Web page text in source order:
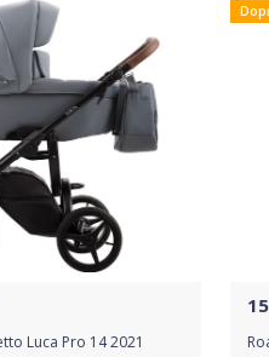
Detail produktu
Luca Pro 14 2021